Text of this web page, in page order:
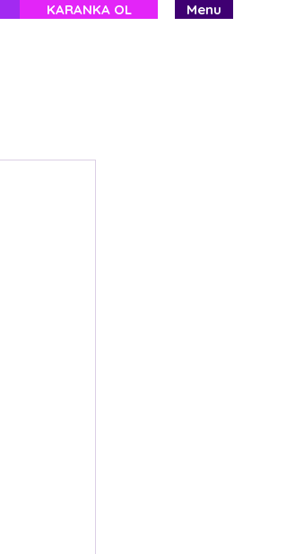
Menu
KARANKA OL